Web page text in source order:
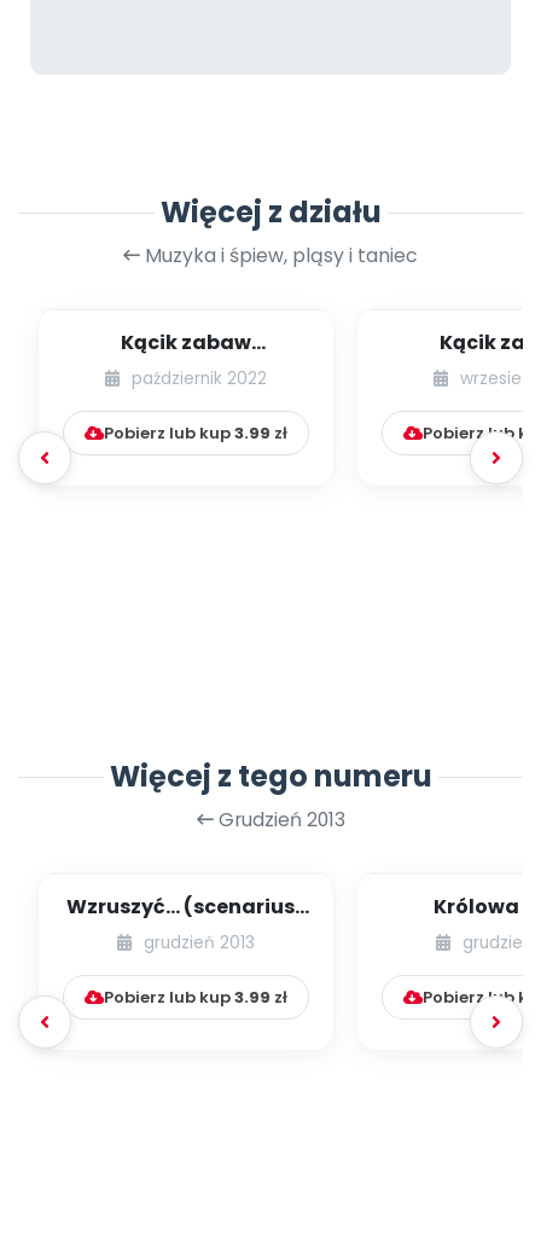
Więcej z działu
Muzyka i śpiew, pląsy i taniec
Kącik zabaw
integracyjnych [cz. 21]
październik 2022
Pobierz lub kup3.99 zł
Kącik
wrzesień
Pobierz lub
Więcej z tego numeru
Grudzień 2013
Wzruszyć… (scenariusz
uroczystości z okazji
Dnia Babci ...
grudzień 2013
Pobierz lub kup3.99 zł
Królowa
według
ru...
grudzień
Pobierz lub